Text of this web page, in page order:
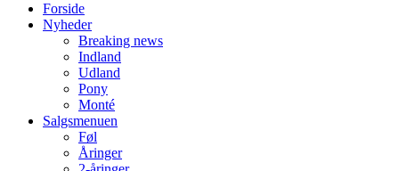
Forside
Nyheder
Breaking news
Indland
Udland
Pony
Monté
Salgsmenuen
Føl
Åringer